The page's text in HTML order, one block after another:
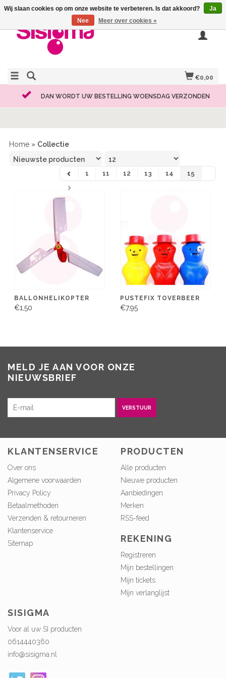
€0,00
DAN WORDT UW BESTELLING WOENSDAG VERZONDEN
Home » Collectie
1 11 12 13 14 15
BALLONHELIKOPTER
€1,50
PUSTEFIX TOVERBEER
€7,95
MELD JE AAN VOOR ONZE
NIEUWSBRIEF
VERSTUUR
KLANTENSERVICE
Over ons
Algemene voorwaarden
Privacy Policy
Betaalmethoden
Verzenden & retourneren
Klantenservice
Sitemap
PRODUCTEN
Alle producten
Nieuwe producten
Aanbiedingen
Merken
RSS-feed
REKENING
Registreren
Mijn bestellingen
Mijn tickets
Mijn verlanglijst
SISIGMA
Voor al uw SI producten
0614440360
info@sisigma.nl
Wij slaan cookies op om onze website te verbeteren. Is dat akkoord?
Ja
Nee
Meer over cookies »